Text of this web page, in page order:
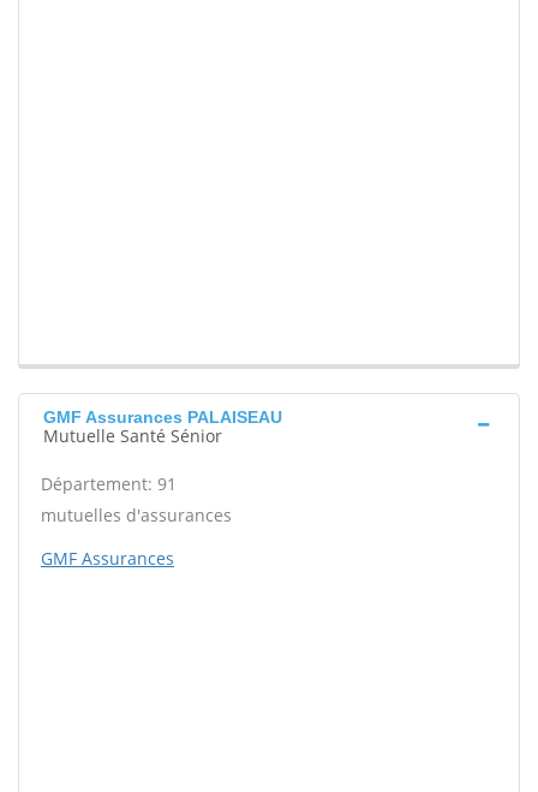
GMF Assurances PALAISEAU
Mutuelle Santé Sénior
Département: 91
mutuelles d'assurances
GMF Assurances